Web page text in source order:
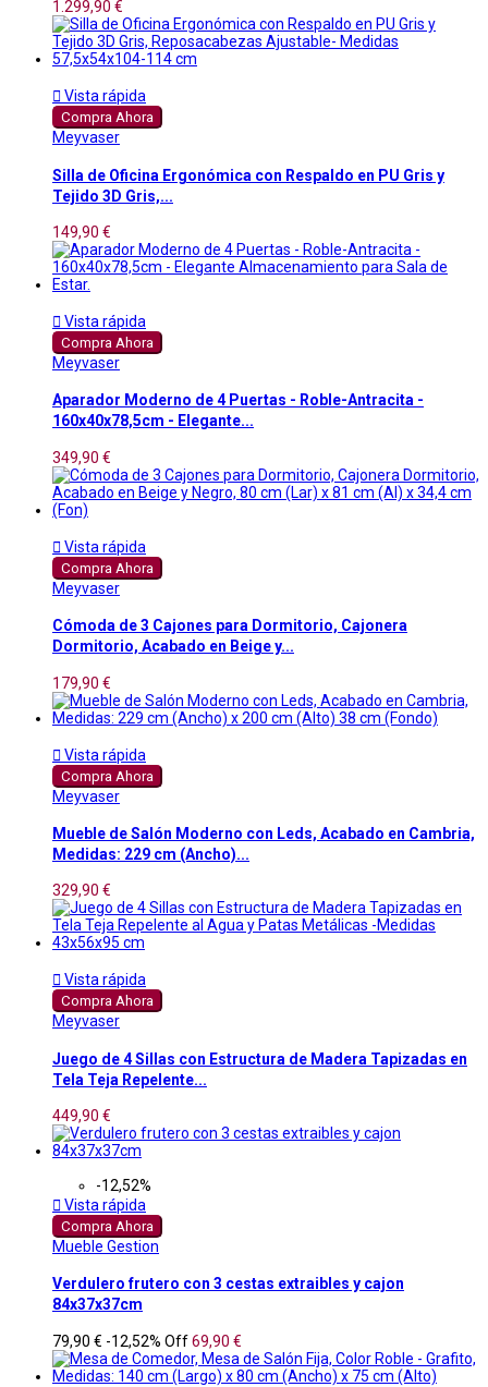
1.299,90 €
 Vista rápida
Compra Ahora
Meyvaser
Silla de Oficina Ergonómica con Respaldo en PU Gris y
Tejido 3D Gris,...
149,90 €
 Vista rápida
Compra Ahora
Meyvaser
Aparador Moderno de 4 Puertas - Roble-Antracita -
160x40x78,5cm - Elegante...
349,90 €
 Vista rápida
Compra Ahora
Meyvaser
Cómoda de 3 Cajones para Dormitorio, Cajonera
Dormitorio, Acabado en Beige y...
179,90 €
 Vista rápida
Compra Ahora
Meyvaser
Mueble de Salón Moderno con Leds, Acabado en Cambria,
Medidas: 229 cm (Ancho)...
329,90 €
 Vista rápida
Compra Ahora
Meyvaser
Juego de 4 Sillas con Estructura de Madera Tapizadas en
Tela Teja Repelente...
449,90 €
-12,52%
 Vista rápida
Compra Ahora
Mueble Gestion
Verdulero frutero con 3 cestas extraibles y cajon
84x37x37cm
79,90 € -12,52% Off69,90 €